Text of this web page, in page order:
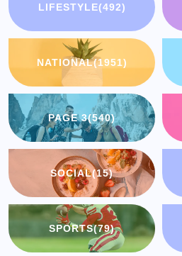
LIFESTYLE(492)
NATIONAL(1951)
PAGE 3(540)
SOCIAL(15)
SPORTS(79)